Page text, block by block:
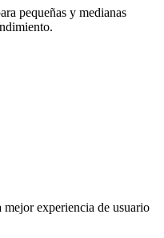
pequeñas y medianas
experiencia de usuario